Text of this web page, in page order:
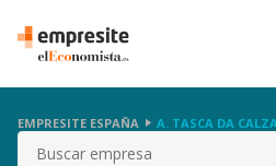
EMPRESITE ESPAÑA A. TASCA DA
Buscar